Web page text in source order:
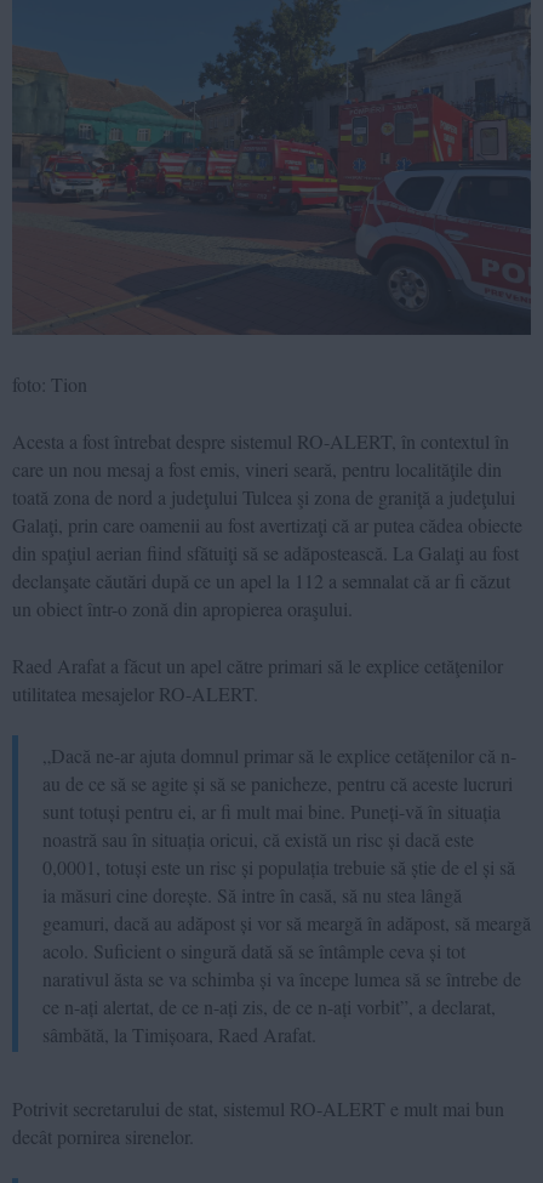
foto: Tion
Acesta a fost întrebat despre sistemul RO-ALERT, în contextul în
care un nou mesaj a fost emis, vineri seară, pentru localităţile din
toată zona de nord a judeţului Tulcea şi zona de graniţă a judeţului
Galaţi, prin care oamenii au fost avertizaţi că ar putea cădea obiecte
din spaţiul aerian fiind sfătuiţi să se adăpostească. La Galaţi au fost
declanşate căutări după ce un apel la 112 a semnalat că ar fi căzut
un obiect într-o zonă din apropierea oraşului.
Raed Arafat a făcut un apel către primari să le explice cetăţenilor
utilitatea mesajelor RO-ALERT.
„Dacă ne-ar ajuta domnul primar să le explice cetățenilor că n-
au de ce să se agite și să se panicheze, pentru că aceste lucruri
sunt totuși pentru ei, ar fi mult mai bine. Puneți-vă în situația
noastră sau în situația oricui, că există un risc și dacă este
0,0001, totuși este un risc și populația trebuie să știe de el și să
ia măsuri cine dorește. Să intre în casă, să nu stea lângă
geamuri, dacă au adăpost și vor să meargă în adăpost, să meargă
acolo. Suficient o singură dată să se întâmple ceva și tot
narativul ăsta se va schimba și va începe lumea să se întrebe de
ce n-ați alertat, de ce n-ați zis, de ce n-ați vorbit”, a declarat,
sâmbătă, la Timișoara, Raed Arafat.
Potrivit secretarului de stat, sistemul RO-ALERT e mult mai bun
decât pornirea sirenelor.